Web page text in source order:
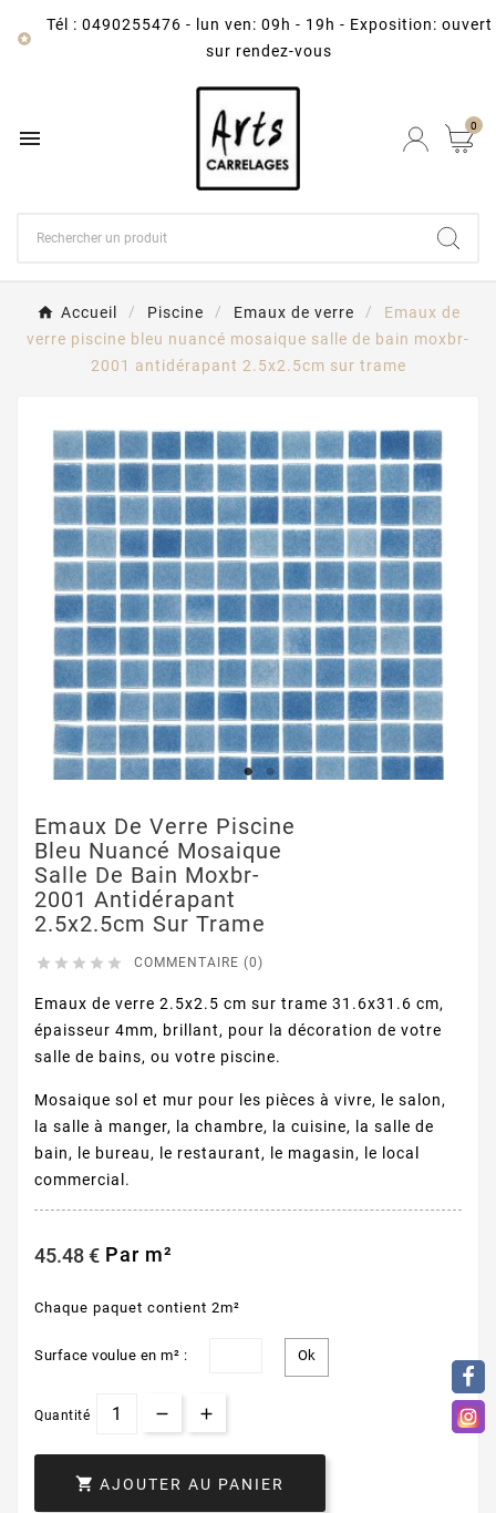

Tél : 0490255476 -
lun ven: 09h - 19h - Exposition: ouvert
sur rendez-vous
 0
Accueil Piscine Emaux de verre
Emaux de
verre piscine bleu nuancé mosaique salle de bain moxbr-
2001 antidérapant 2.5x2.5cm sur trame
Emaux De Verre Piscine
Bleu Nuancé Mosaique
Salle De Bain Moxbr-
2001 Antidérapant
2.5x2.5cm Sur Trame
     COMMENTAIRE (0)
Emaux de verre 2.5x2.5 cm sur trame 31.6x31.6 cm,
épaisseur 4mm, brillant, pour la décoration de votre
salle de bains, ou votre piscine.
Mosaique sol et mur pour les pièces à vivre, le salon,
la salle à manger, la chambre, la cuisine, la salle de
bain, le bureau, le restaurant, le magasin, le local
commercial.
45.48 € Par m²
Chaque paquet contient 2m²
Surface voulue en m² :
Quantité
 AJOUTER AU PANIER